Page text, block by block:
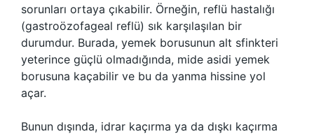
sorunları ortaya çıkabilir. Örneğin, reflü hastalığı
(gastroözofageal reflü) sık karşılaşılan bir
durumdur. Burada, yemek borusunun alt sfinkteri
yeterince güçlü olmadığında, mide asidi yemek
borusuna kaçabilir ve bu da yanma hissine yol
açar.
Bunun dışında, idrar kaçırma ya da dışkı kaçırma